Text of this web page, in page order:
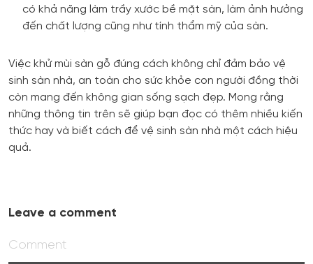
có khả năng làm trầy xước bề mặt sàn, làm ảnh hưởng
đến chất lượng cũng như tính thẩm mỹ của sàn.
Việc khử mùi sàn gỗ đúng cách không chỉ đảm bảo vệ
sinh sàn nhà, an toàn cho sức khỏe con người đồng thời
còn mang đến không gian sống sạch đẹp. Mong rằng
những thông tin trên sẽ giúp bạn đọc có thêm nhiều kiến
thức hay và biết cách để vệ sinh sàn nhà một cách hiệu
quả.
Leave a comment
Comment